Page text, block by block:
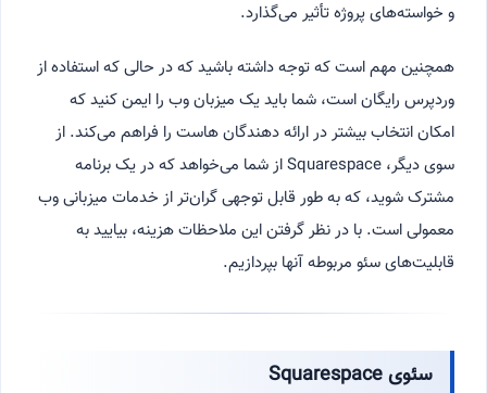
و خواسته‌های پروژه تأثیر می‌گذارد.
همچنین مهم است که توجه داشته باشید که در حالی که استفاده از
وردپرس رایگان است، شما باید یک میزبان وب را ایمن کنید که
امکان انتخاب بیشتر در ارائه دهندگان هاست را فراهم می‌کند. از
سوی دیگر، Squarespace از شما می‌خواهد که در یک برنامه
مشترک شوید، که به طور قابل توجهی گران‌تر از خدمات میزبانی وب
معمولی است. با در نظر گرفتن این ملاحظات هزینه، بیایید به
قابلیت‌های سئو مربوطه آنها بپردازیم.
سئوی Squarespace